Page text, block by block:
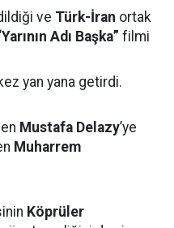
ve Türk-İran ortak
Adı Başka” filmi
yan yana getirdi.
Mustafa Delazy’ye
Muharrem
Köprüler